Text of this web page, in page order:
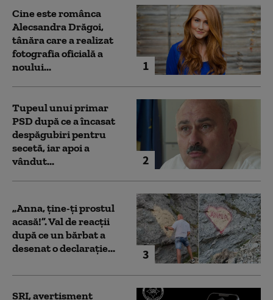
1
Cine este românca
Alecsandra Drăgoi,
tânăra care a realizat
fotografia oficială a
noului...
2
Tupeul unui primar
PSD după ce a încasat
despăgubiri pentru
secetă, iar apoi a
vândut...
3
„Anna, ţine-ţi prostul
acasă!”. Val de reacții
după ce un bărbat a
desenat o declarație...
SRI, avertisment